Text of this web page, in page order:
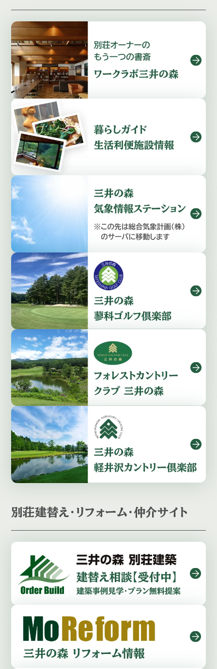
別荘建替え・リフォーム・仲介サイト